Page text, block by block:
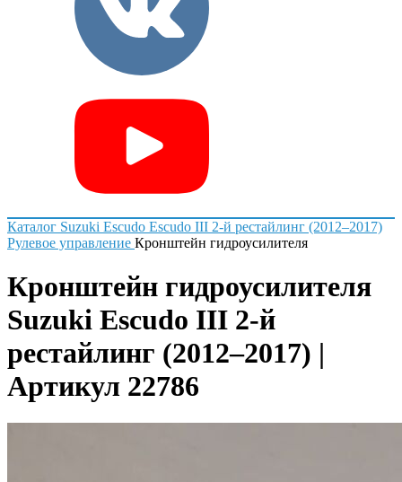
Каталог Suzuki Escudo Escudo III 2-й рестайлинг (2012–2017)
Рулевое управление Кронштейн гидроусилителя
Кронштейн гидроусилителя
Suzuki Escudo III 2-й
рестайлинг (2012–2017) |
Артикул 22786